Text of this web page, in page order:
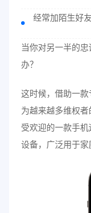
经常加陌生好
当你对另一半的
办？
这时候，借助一
为越来越多维权者
受欢迎的一款手
设备，广泛用于家